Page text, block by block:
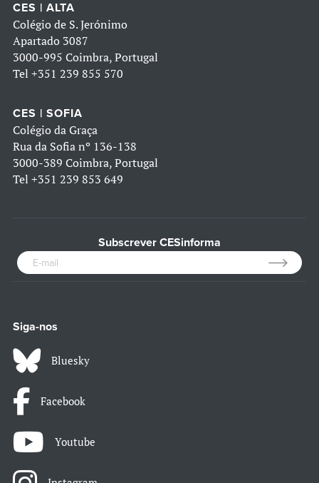
CES | ALTA
Colégio de S. Jerónimo
Apartado 3087
3000-995 Coimbra, Portugal
Tel +351 239 855 570
CES | SOFIA
Colégio da Graça
Rua da Sofia nº 136-138
3000-389 Coimbra, Portugal
Tel +351 239 853 649
Subscrever CESinforma
Siga-nos
Bluesky
Facebook
Youtube